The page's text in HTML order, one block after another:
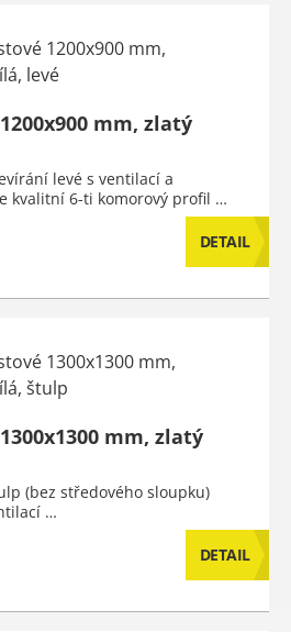
mm, zlatý
levé s ventilací a
kvalitní 6-ti komorový profil …
DETAIL
mm, zlatý
(bez středového sloupku)
…
DETAIL